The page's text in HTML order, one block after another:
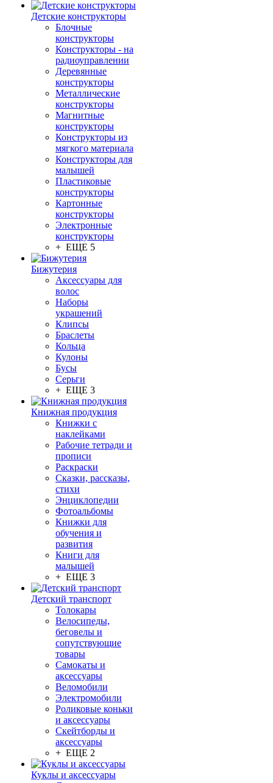
Детские конструкторы
Блочные
конструкторы
Конструкторы - на
радиоуправлении
Деревянные
конструкторы
Металлические
конструкторы
Магнитные
конструкторы
Конструкторы из
мягкого материала
Конструкторы для
малышей
Пластиковые
конструкторы
Картонные
конструкторы
Электронные
конструкторы
+ ЕЩЕ 5
Бижутерия
Аксессуары для
волос
Наборы
украшений
Клипсы
Браслеты
Кольца
Кулоны
Бусы
Серьги
+ ЕЩЕ 3
Книжная продукция
Книжки с
наклейками
Рабочие тетради и
прописи
Раскраски
Сказки, рассказы,
стихи
Энциклопедии
Фотоальбомы
Книжки для
обучения и
развития
Книги для
малышей
+ ЕЩЕ 3
Детский транспорт
Толокары
Велосипеды,
беговелы и
сопутствующие
товары
Самокаты и
аксессуары
Веломобили
Электромобили
Роликовые коньки
и аксессуары
Скейтборды и
аксессуары
+ ЕЩЕ 2
Куклы и аксессуары